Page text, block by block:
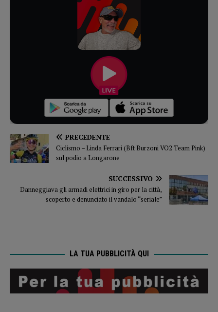
PRECEDENTE
Ciclismo – Linda Ferrari (Bft Burzoni VO2 Team Pink)
sul podio a Longarone
SUCCESSIVO
Danneggiava gli armadi elettrici in giro per la città,
scoperto e denunciato il vandalo “seriale”
LA TUA PUBBLICITÀ QUI